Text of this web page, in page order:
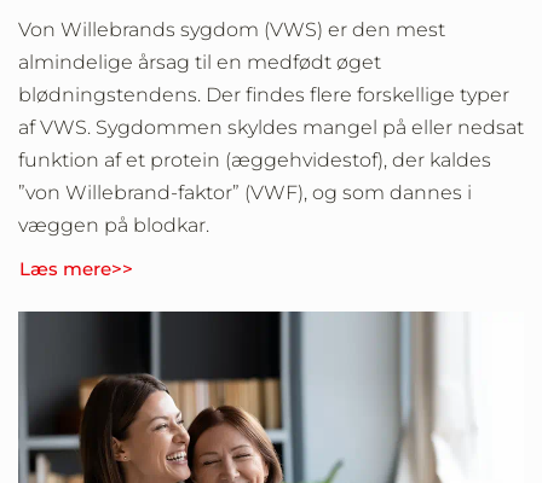
Von Willebrands sygdom (VWS) er den mest
almindelige årsag til en medfødt øget
blødningstendens. Der findes flere forskellige typer
af VWS. Sygdommen skyldes mangel på eller nedsat
funktion af et protein (æggehvidestof), der kaldes
”von Willebrand-faktor” (VWF), og som dannes i
væggen på blodkar.
Læs mere>>